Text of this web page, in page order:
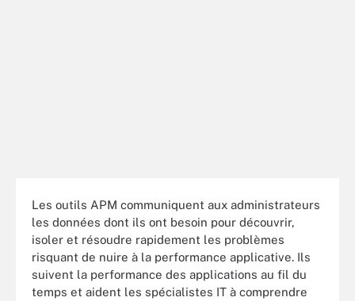
Les outils APM communiquent aux administrateurs
les données dont ils ont besoin pour découvrir,
isoler et résoudre rapidement les problèmes
risquant de nuire à la performance applicative. Ils
suivent la performance des applications au fil du
temps et aident les spécialistes IT à comprendre